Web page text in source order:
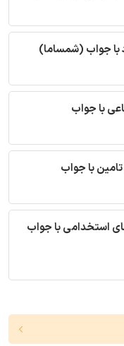
با جواب (شمساما)
با جواب
با جواب
استخدامی با جواب